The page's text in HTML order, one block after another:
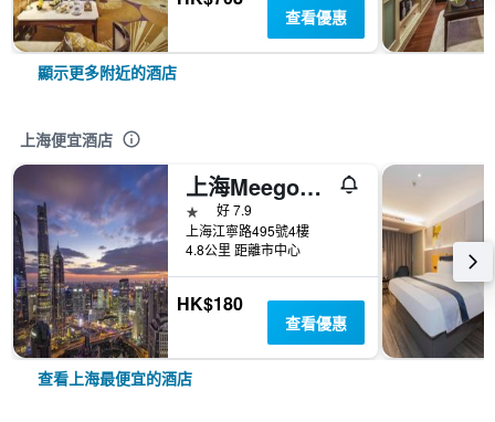
查看優惠
顯示更多附近的酒店
上海便宜酒店
上海Meego米果青文酒店
1星級好 7.9
上海江寧路495號4樓
4.8公里 距離市中心
HK$180
查看優惠
查看上海最便宜的酒店